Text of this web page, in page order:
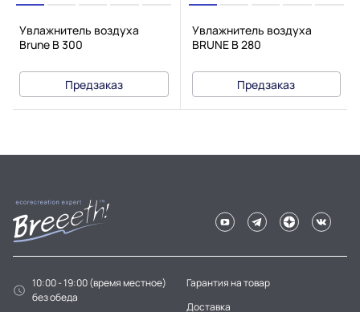
Увлажнитель воздуха
Brune B 300
Предзаказ
Увлажнитель воздуха
BRUNE B 280
Предзаказ
10:00 - 19:00 (время местное)
без обеда
Гарантия на товар
Доставка